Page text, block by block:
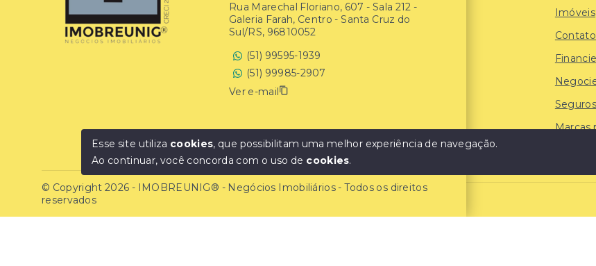
Imóveis
Contato
Financie
Seguros
Marcas
Rua Marechal Floriano, 607 - Sala 212 -
Galeria Farah, Centro - Santa Cruz do
Sul/RS, 96810052
(51) 99595-1939
(51) 99985-2907
Ver e-mail
© Copyright 2026 - IMOBREUNIG® - Negócios Imobiliários - Todos os direitos
reservados
Esse site utiliza cookies, que possibilitam uma melhor experiência de navegação.
Ao continuar, você concorda com o uso de cookies.